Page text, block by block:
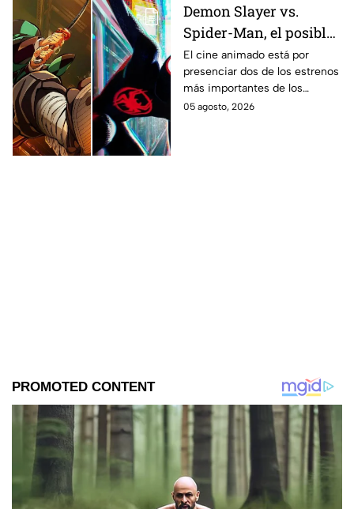
Demon Slayer vs.
Spider-Man, el posible
gran enfrentamiento
en taquilla del 2027
El cine animado está por
presenciar dos de los estrenos
más importantes de los
últimos años.
05 agosto, 2026